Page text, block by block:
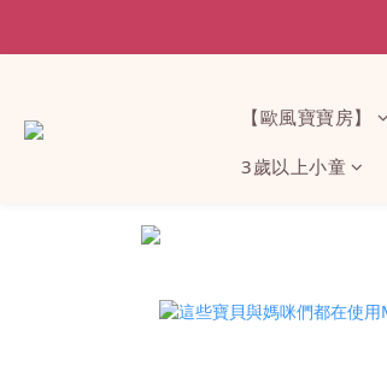
【歐風寶寶房】
3歲以上小童